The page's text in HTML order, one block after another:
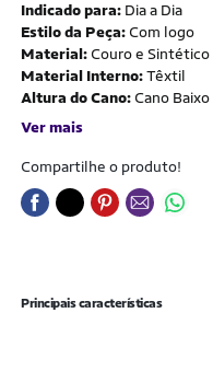
Indicado para: Dia a Dia
Estilo da Peça: Com logo
Material: Couro e Sintético
Material Interno:Têxtil
Altura do Cano: Cano Baixo
Ver mais
Compartilhe o produto!
Principais características